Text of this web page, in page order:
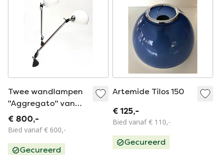
Twee wandlampen
"Aggregato" van
Enzo Mari voor
Artemide, 1974.
€ 800,-
Bied vanaf € 600,-
Gecureerd
Artemide Tilos 150
€ 125,-
Bied vanaf € 110,-
Gecureerd